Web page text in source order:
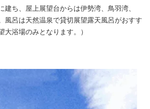
建ち、屋上展望台からは伊勢湾、鳥羽湾、
風呂は天然温泉で貸切展望露天風呂がおすす
浴場のみとなります。）